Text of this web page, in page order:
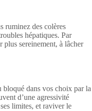
ruminez des colères
hépatiques. Par
plus sereinement, à lâcher
bloqué dans vos choix par la
d’une agressivité
limites, et raviver le